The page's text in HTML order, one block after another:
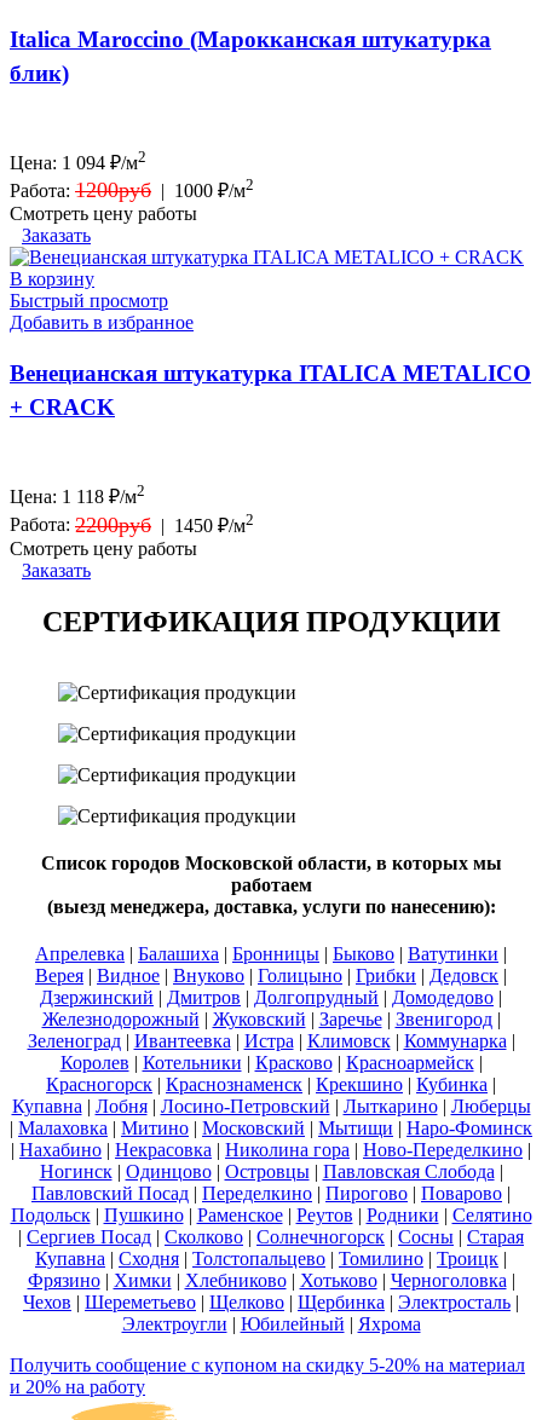
Italica Maroccino (Марокканская штукатурка
блик)
Цена: 1 094 ₽/м2
Работа: 1200руб | 1000 ₽/м2
Смотреть цену работы
Заказать
В корзину
Быстрый просмотр
Добавить в избранное
Венецианская штукатурка ITALICA METALICO
+ CRACK
Цена: 1 118 ₽/м2
Работа: 2200руб | 1450 ₽/м2
Смотреть цену работы
Заказать
СЕРТИФИКАЦИЯ ПРОДУКЦИИ
Список городов Московской области, в которых мы
работаем
(выезд менеджера, доставка, услуги по нанесению):
Апрелевка | Балашиха | Бронницы | Быково | Ватутинки |
Верея | Видное | Внуково | Голицыно | Грибки | Дедовск |
Дзержинский | Дмитров | Долгопрудный | Домодедово |
Железнодорожный | Жуковский | Заречье| Звенигород|
Зеленоград| Ивантеевка | Истра | Климовск| Коммунарка |
Королев | Котельники | Красково| Красноармейск|
Красногорск | Краснознаменск | Крекшино | Кубинка |
Купавна | Лобня| Лосино-Петровский | Лыткарино| Люберцы
| Малаховка | Митино | Московский | Мытищи | Наро-Фоминск
| Нахабино | Некрасовка | Николина гора | Ново-Переделкино |
Ногинск| Одинцово| Островцы| Павловская Слобода |
Павловский Посад | Переделкино | Пирогово | Поварово |
Подольск| Пушкино| Раменское| Реутов | Родники | Селятино
| Сергиев Посад | Сколково | Солнечногорск | Сосны | Старая
Купавна | Сходня | Толстопальцево | Томилино | Троицк |
Фрязино| Химки | Хлебниково| Хотьково| Черноголовка |
Чехов | Шереметьево | Щелково | Щербинка | Электросталь |
Электроугли | Юбилейный | Яхрома
Получить сообщение с купоном на скидку 5-20% на материал
и 20% на работу